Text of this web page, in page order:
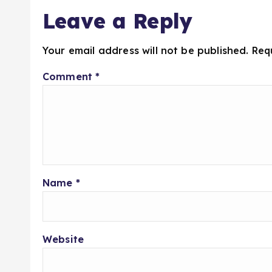
Leave a Reply
Your email address will not be published.
Comment*
Name *
Website